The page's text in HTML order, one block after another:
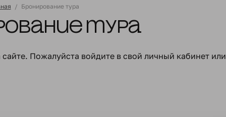
/ Бронирование тура
тура
сайте. Пожалуйста войдите в свой личный кабинет или